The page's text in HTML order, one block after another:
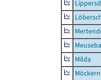
Milda
Möckern